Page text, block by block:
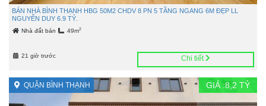
BÁN NHÀ BÌNH THẠNH HBG 50M2 CHDV 8 PN 5 TẦNG NGANG 6M ĐẸP LL
NGUYỄN DUY 6.9 TỶ.
Nhà đất bán 49m2
21 giờ trước Chi tiết
QUẬN BÌNH THẠNH GIÁ :8,2 TỶ